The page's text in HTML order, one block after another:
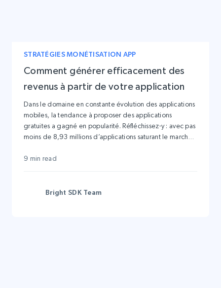
STRATÉGIES MONÉTISATION APP
Comment générer efficacement des
revenus à partir de votre application
Dans le domaine en constante évolution des applications
mobiles, la tendance à proposer des applications
gratuites a gagné en popularité. Réfléchissez-y : avec pas
moins de 8,93 millions d’applications saturant le marché,
application alors qu’il existe une alternative gratuite ?
9 min read
Bright SDK Team